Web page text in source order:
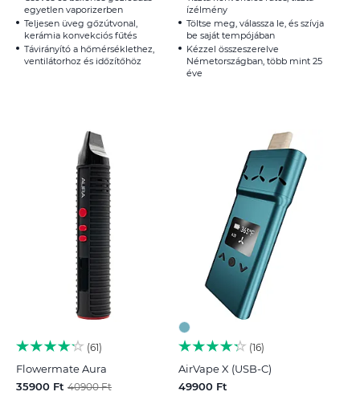
egyetlen vaporizerben
Teljesen üveg gőzútvonal,
kerámia konvekciós fűtés
Távirányító a hőmérséklethez,
ventilátorhoz és időzítőhöz
ízélmény
Töltse meg, válassza le, és szívja
be saját tempójában
Kézzel összeszerelve
Németországban, több mint 25
éve
61
Flowermate Aura
35900 Ft 40900 Ft
16
AirVape X (USB-C)
49900 Ft